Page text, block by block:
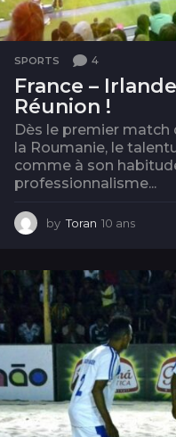
SPORTS 4
France –
Réunion !
Dès le premier match
la Roumanie, le
comme à son
professionnalisme...
by Toran 10 ans